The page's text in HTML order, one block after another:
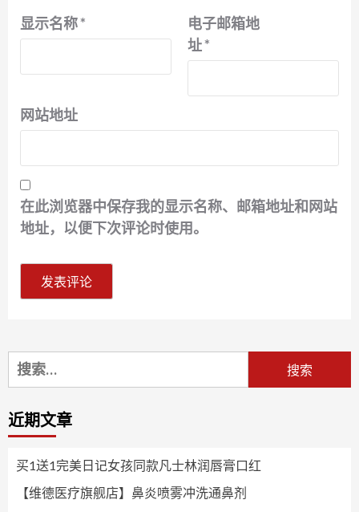
显示名称*
电子邮箱地
址*
网站地址
在此浏览器中保存我的显示名称、邮箱地址和网站
地址，以便下次评论时使用。
搜
索：
近期文章
买1送1完美日记女孩同款凡士林润唇膏口红
【维德医疗旗舰店】鼻炎喷雾冲洗通鼻剂